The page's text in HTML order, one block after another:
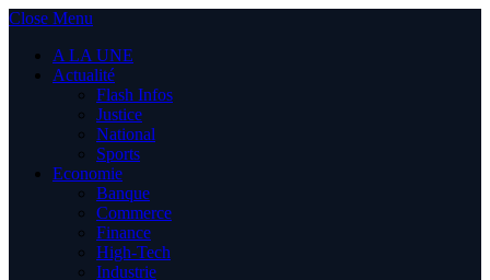
Close Menu
A LA UNE
Actualité
Flash Infos
Justice
National
Sports
Economie
Banque
Commerce
Finance
High-Tech
Industrie